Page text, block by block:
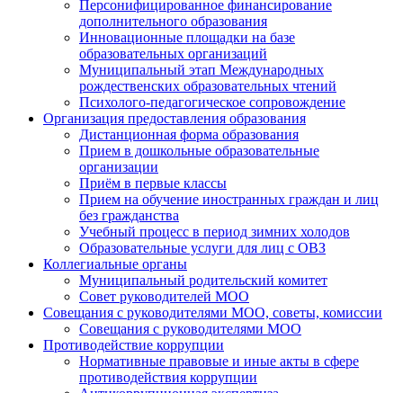
Персонифицированное финансирование
дополнительного образования
Инновационные площадки на базе
образовательных организаций
Муниципальный этап Международных
рождественских образовательных чтений
Психолого-педагогическое сопровождение
Организация предоставления образования
Дистанционная форма образования
Прием в дошкольные образовательные
организации
Приём в первые классы
Прием на обучение иностранных граждан и лиц
без гражданства
Учебный процесс в период зимних холодов
Образовательные услуги для лиц с ОВЗ
Коллегиальные органы
Муниципальный родительский комитет
Совет руководителей МОО
Совещания с руководителями МОО, советы, комиссии
Совещания с руководителями МОО
Противодействие коррупции
Нормативные правовые и иные акты в сфере
противодействия коррупции